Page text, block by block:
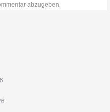
abzugeben.